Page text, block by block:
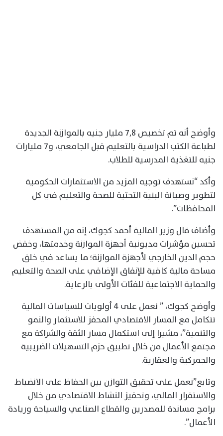
وأوضح أنه تم تخصيص ٧,٨ مليار جنيه بالموازنة الجديدة
لطباعة الكتب الدراسية بالتعليم قبل الجامعي، و٧ مليارات
جنيه للتغذية المدرسية للطلاب.
وأكد “نستهدف توجيه المزيد من الاستثمارات الحكومية
لتطوير وصيانة البنية التحتية للصحة والتعليم في كل
المحافظات”.
وأضاف قال وزير المالية أحمد كجوك، إنه من المستهدف
تحسين مؤشرات مديونية أجهزة الموازنة وخدمتها، وخفض
حجم الدين الخارجي لأجهزة الموازنة؛ ما يساعد في خلق
مساحة مالية كافية للإنفاق الإضافي على الصحة والتعليم
والحماية الاجتماعية للفئات الأولى بالرعاية.
وأوضح كجوك، ” نعمل على ٤ أولويات للسياسات المالية
تتكامل مع المسار الاقتصادي المحفز للاستثمار والنمو
والتنمية”، مشيرا إلى استكمال مسار الثقة والشراكة مع
مجتمع الأعمال من خلال تطبيق حزم التسهيلات الضريبية
والجمركية والعقارية.
وتابع”نعمل على تحقيق التوازن بين الحفاظ على الانضباط
والاستقرار المالي، وتحفيز النشاط الاقتصادي من خلال
برامج مساندة للمصدرين والقطاع الصناعي والسياحة وريادة
الأعمال”.